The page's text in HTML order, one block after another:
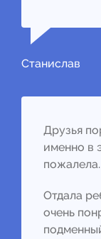
Станислав
Друзья
именно в
пожалела.
Отдала
очень